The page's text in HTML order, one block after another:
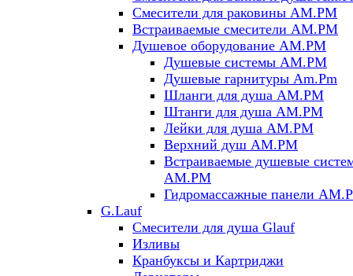
Смесители для раковины AM.PM
Встраиваемые смесители AM.PM
Душевое оборудование AM.PM
Душевые системы AM.PM
Душевые гарнитуры Am.Pm
Шланги для душа AM.PM
Штанги для душа AM.PM
Лейки для душа AM.PM
Верхний душ AM.PM
Встраиваемые душевые
AM.PM
Гидромассажные панели
G.Lauf
Смесители для душа Glauf
Изливы
Кранбуксы и Картриджи